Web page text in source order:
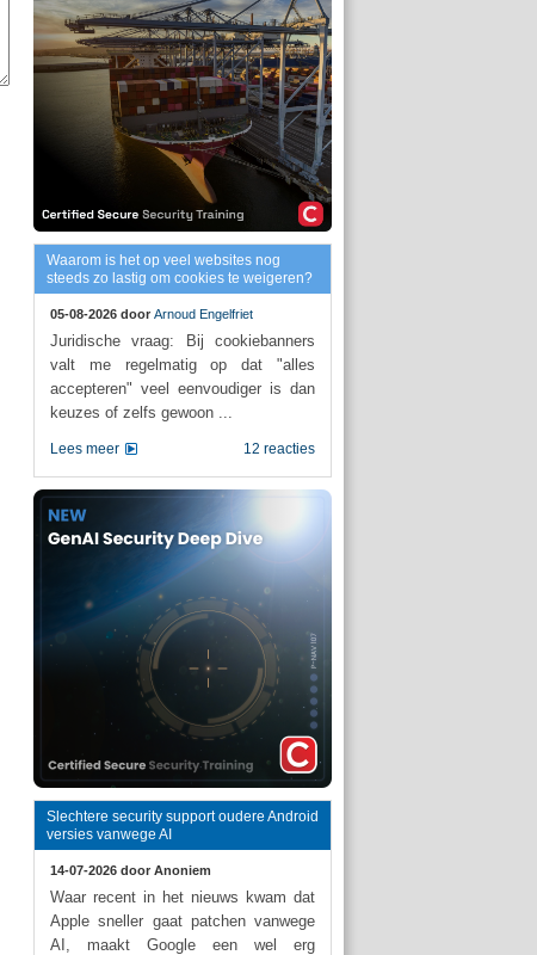
Waarom is het op veel websites nog
steeds zo lastig om cookies te weigeren?
05-08-2026 door Arnoud Engelfriet
Juridische vraag: Bij cookiebanners
valt me regelmatig op dat "alles
accepteren" veel eenvoudiger is dan
keuzes of zelfs gewoon ...
12 reacties
Lees meer
Slechtere security support oudere Android
versies vanwege AI
14-07-2026 door Anoniem
Waar recent in het nieuws kwam dat
Apple sneller gaat patchen vanwege
AI, maakt Google een wel erg